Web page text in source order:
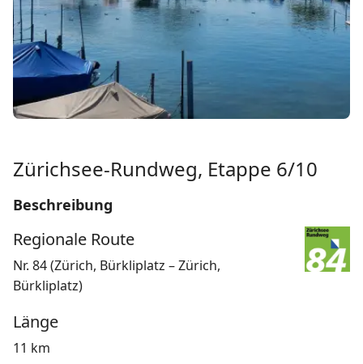
Zürichsee-Rundweg, Etappe 6/10
Beschreibung
Regionale Route
Nr. 84 (Zürich, Bürkliplatz – Zürich,
Bürkliplatz)
Länge
11 km